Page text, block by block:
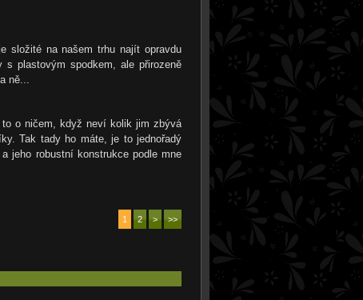
složité na našem trhu najít opravdu
s plastovým spodkem, ale přirozeně
ně...
o ničem, když neví kolik jim zbývá
Tak tady ho máte, je to jednořadý
jeho robustní konstrukce podle mne
1 2 > >>